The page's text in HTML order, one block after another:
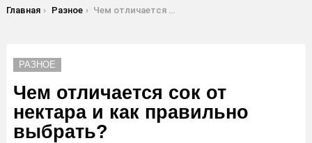
Вы здесь:
Главная Разное Чем отличается сок от нектара и как правильно выбрать?
РАЗНОЕ
Чем отличается сок от
нектара и как правильно
выбрать?